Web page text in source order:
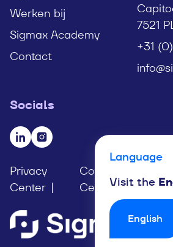
Language
Visit the
English
Werken bij
Sigmax Academy
Contact
7521
+31
Socials
Bezoek onze LinkedIn pagina
Bezoek onze Instagram
Privacy
Center
Compliancy
Center